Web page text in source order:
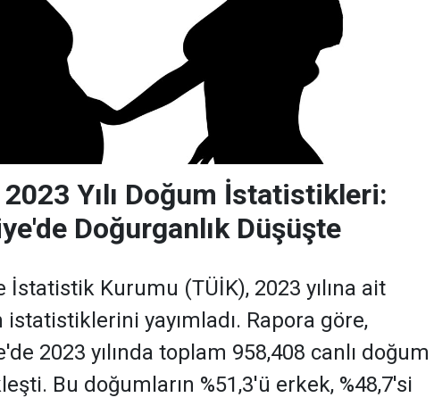
2023 Yılı Doğum İstatistikleri:
Doğurganlık Düşüşte
İstatistik Kurumu (TÜİK), 2023 yılına ait
istatistiklerini yayımladı. Rapora göre,
2023 yılında toplam 958,408 canlı doğum
Bu doğumların %51,3'ü erkek, %48,7'si